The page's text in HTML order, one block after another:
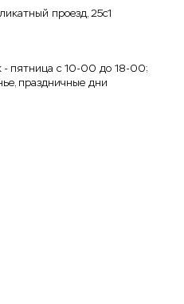
проезд, 25с1
- пятница с 10-00 до 18-00;
праздничные дни